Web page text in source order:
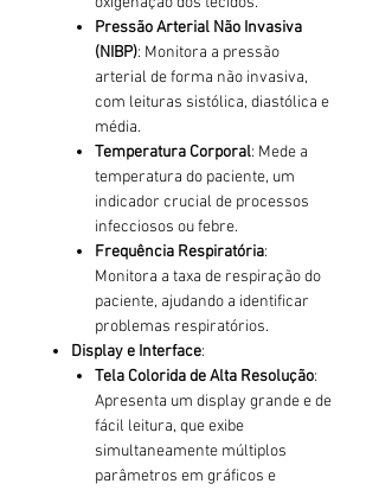
Pressão Arterial Não Invasiva
(NIBP): Monitora a pressão
arterial de forma não invasiva,
com leituras sistólica, diastólica e
média.
Temperatura Corporal: Mede a
temperatura do paciente, um
indicador crucial de processos
infecciosos ou febre.
Frequência Respiratória:
Monitora a taxa de respiração do
paciente, ajudando a identificar
problemas respiratórios.
Display e Interface:
Tela Colorida de Alta Resolução:
Apresenta um display grande e de
fácil leitura, que exibe
simultaneamente múltiplos
parâmetros em gráficos e